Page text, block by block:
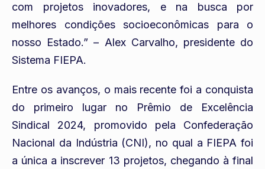
com projetos inovadores, e na busca por
melhores condições socioeconômicas para o
nosso Estado.” – Alex Carvalho, presidente do
Sistema FIEPA.
Entre os avanços, o mais recente foi a conquista
do primeiro lugar no Prêmio de Excelência
Sindical 2024, promovido pela Confederação
Nacional da Indústria (CNI), no qual a FIEPA foi
a única a inscrever 13 projetos, chegando à final